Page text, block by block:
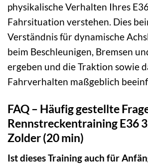
physikalische Verhalten Ihres
Fahrsituation verstehen. Dies
Verständnis für dynamische
beim Beschleunigen, Bremsen
ergeben und die Traktion sowie
Fahrverhalten maßgeblich
FAQ – Häufig gestellte
Rennstreckentraining E36
Zolder (20 min)
Ist dieses Training auch für